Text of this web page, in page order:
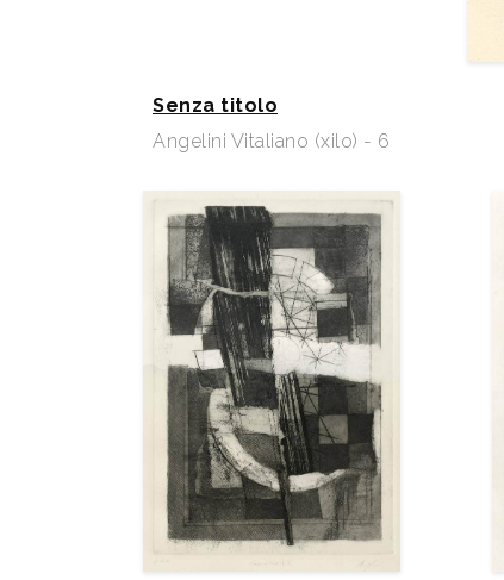
Senza titolo
Angelini Vitaliano (xilo) - 6